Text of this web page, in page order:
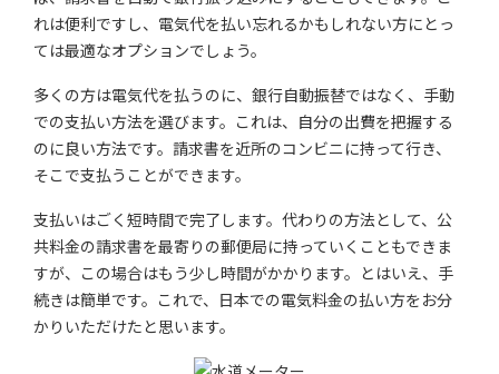
れは便利ですし、電気代を払い忘れるかもしれない方にとっ
ては最適なオプションでしょう。
多くの方は電気代を払うのに、銀行自動振替ではなく、手動
での支払い方法を選びます。これは、自分の出費を把握する
のに良い方法です。請求書を近所のコンビニに持って行き、
そこで支払うことができます。
支払いはごく短時間で完了します。代わりの方法として、公
共料金の請求書を最寄りの郵便局に持っていくこともできま
すが、この場合はもう少し時間がかかります。とはいえ、手
続きは簡単です。これで、日本での電気料金の払い方をお分
かりいただけたと思います。